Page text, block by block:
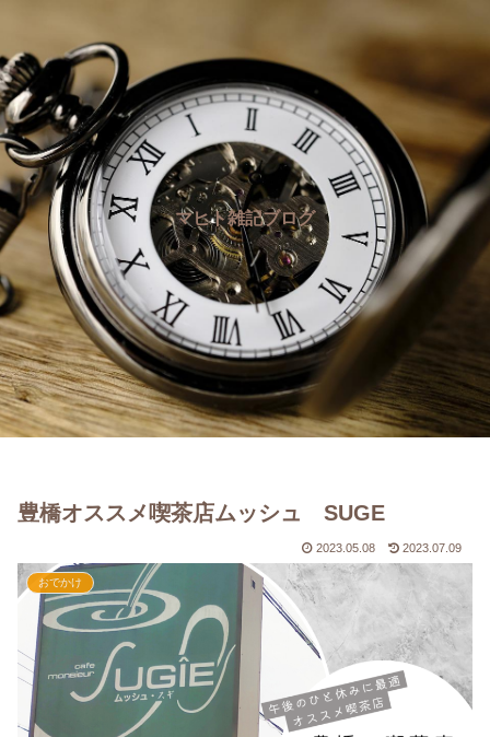
マヒト雑記ブログ
豊橋オススメ喫茶店ムッシュ SUGE
2023.05.08 2023.07.09
おでかけ